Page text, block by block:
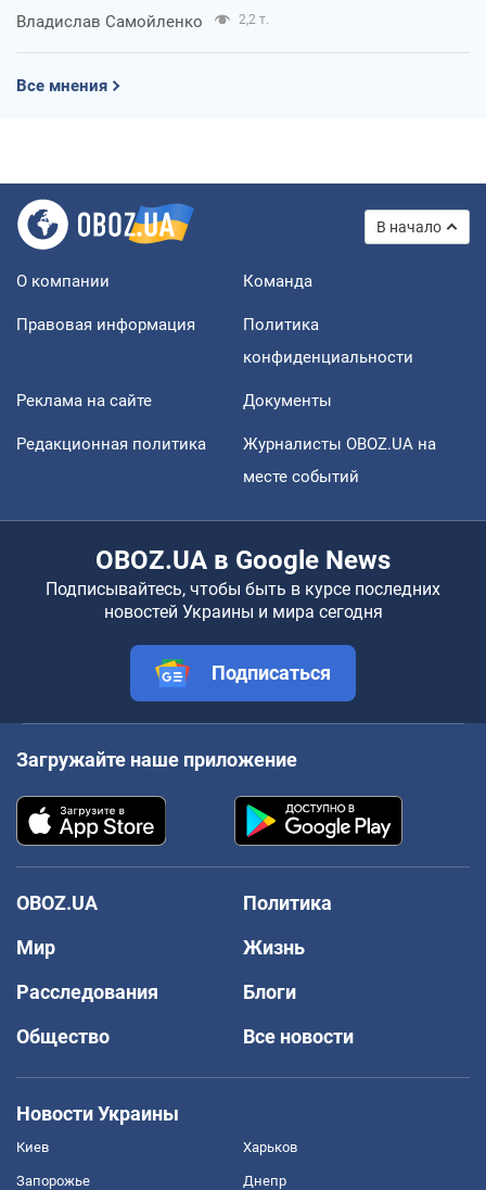
Владислав Самойленко 2,2 т.
Все мнения
В начало
О компании Команда
Правовая информация
Политика
конфиденциальности
Реклама на сайте Документы
Редакционная политика
Журналисты OBOZ.UA на
месте событий
OBOZ.UA в Google News
Подписывайтесь, чтобы быть в курсе последних
новостей Украины и мира сегодня
Подписаться
Загружайте наше приложение
OBOZ.UA
Политика
Мир
Жизнь
Расследования
Блоги
Общество
Все новости
Новости Украины
Киев Харьков
Запорожье Днепр